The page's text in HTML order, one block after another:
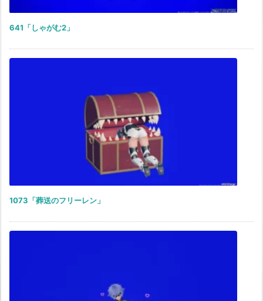
641「しゃがむ2」
1073「葬送のフリーレン」